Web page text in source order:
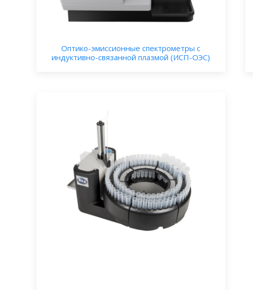
Оптико-эмиссионные спектрометры с
индуктивно-связанной плазмой (ИСП-ОЭС)